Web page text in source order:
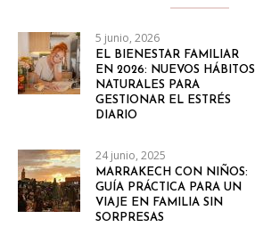
5 junio, 2026
EL BIENESTAR FAMILIAR
EN 2026: NUEVOS HÁBITOS
NATURALES PARA
GESTIONAR EL ESTRÉS
DIARIO
24 junio, 2025
MARRAKECH CON NIÑOS:
GUÍA PRÁCTICA PARA UN
VIAJE EN FAMILIA SIN
SORPRESAS